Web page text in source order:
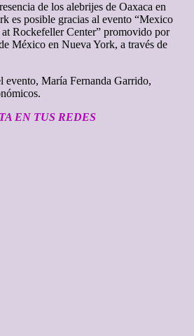
de los alebrijes de Oaxaca en
es posible gracias al evento “Mexico
Rockefeller Center” promovido por
México en Nueva York, a través de
evento, María Fernanda Garrido,
EN TUS REDES